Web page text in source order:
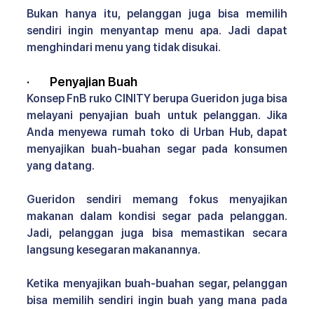
Bukan hanya itu, pelanggan juga bisa memilih
sendiri ingin menyantap menu apa. Jadi dapat
menghindari menu yang tidak disukai.
· Penyajian Buah
Konsep FnB ruko CINITY berupa Gueridon juga bisa
melayani penyajian buah untuk pelanggan. Jika
Anda menyewa rumah toko di Urban Hub, dapat
menyajikan buah-buahan segar pada konsumen
yang datang.
Gueridon sendiri memang fokus menyajikan
makanan dalam kondisi segar pada pelanggan.
Jadi, pelanggan juga bisa memastikan secara
langsung kesegaran makanannya.
Ketika menyajikan buah-buahan segar, pelanggan
bisa memilih sendiri ingin buah yang mana pada